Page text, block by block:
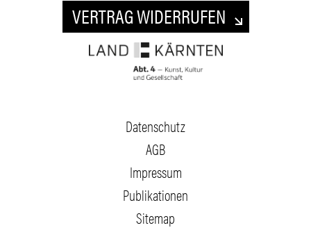
VERTRAG WIDERRUFEN
Datenschutz
AGB
Impressum
Publikationen
Sitemap